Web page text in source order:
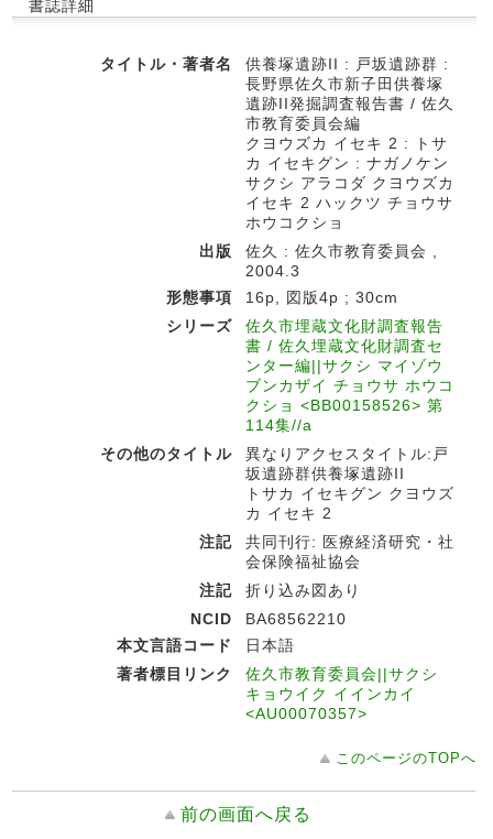
書誌詳細
タイトル・著者名
供養塚遺跡II : 戸坂遺跡群 :
長野県佐久市新子田供養塚
遺跡II発掘調査報告書 / 佐久
市教育委員会編
クヨウズカ イセキ 2 : トサ
カ イセキグン : ナガノケン
サクシ アラコダ クヨウズカ
イセキ 2 ハックツ チョウサ
ホウコクショ
出版
佐久 : 佐久市教育委員会 ,
2004.3
形態事項
16p, 図版4p ; 30cm
シリーズ
佐久市埋蔵文化財調査報告
書 / 佐久埋蔵文化財調査セ
ンター編||サクシ マイゾウ
ブンカザイ チョウサ ホウコ
クショ <BB00158526> 第
114集//a
その他のタイトル
異なりアクセスタイトル:戸
坂遺跡群供養塚遺跡II
トサカ イセキグン クヨウズ
カ イセキ 2
注記
共同刊行: 医療経済研究・社
会保険福祉協会
注記
折り込み図あり
NCID
BA68562210
本文言語コード
日本語
著者標目リンク
佐久市教育委員会||サクシ
キョウイク イインカイ
<AU00070357>
このページのTOPへ
前の画面へ戻る